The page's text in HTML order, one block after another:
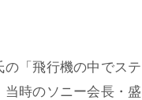
「飛行機の中でステ
時のソニー会長・盛